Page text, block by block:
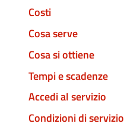
Costi
Cosa serve
Cosa si ottiene
Tempi e scadenze
Accedi al servizio
Condizioni di servizio